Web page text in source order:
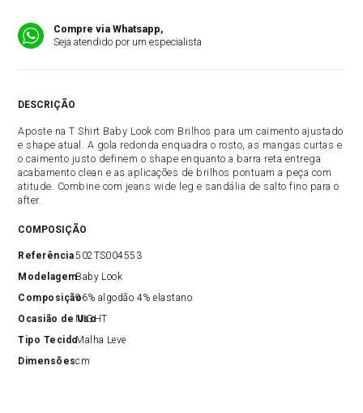
Compre via Whatsapp,
Seja atendido por um especialista
DESCRIÇÃO
Aposte na T Shirt Baby Look com Brilhos para um caimento ajustado
e shape atual. A gola redonda enquadra o rosto, as mangas curtas e
o caimento justo definem o shape enquanto a barra reta entrega
acabamento clean e as aplicações de brilhos pontuam a peça com
atitude. Combine com jeans wide leg e sandália de salto fino para o
after.
COMPOSIÇÃO
Referência502TS004553
ModelagemBaby Look
Composição96% algodão 4% elastano
Ocasião de Uso
NIGHT
Tipo TecidoMalha Leve
Dimensõescm